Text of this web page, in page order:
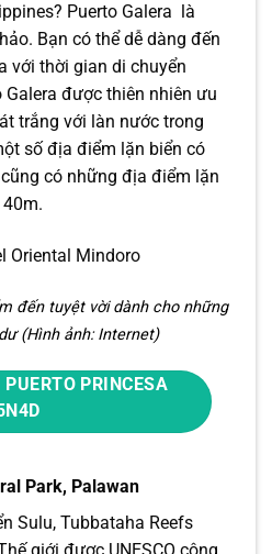
Puerto Galera là
Bạn có thể dễ dàng đến
với thời gian di chuyển
được thiên nhiên ưu
trắng với làn nước trong
số địa điểm lặn biển có
có những địa điểm lặn
đến tuyệt vời dành cho những
(Hình ảnh: Internet)
PRINCESA
Park, Palawan
Sulu, Tubbataha Reefs